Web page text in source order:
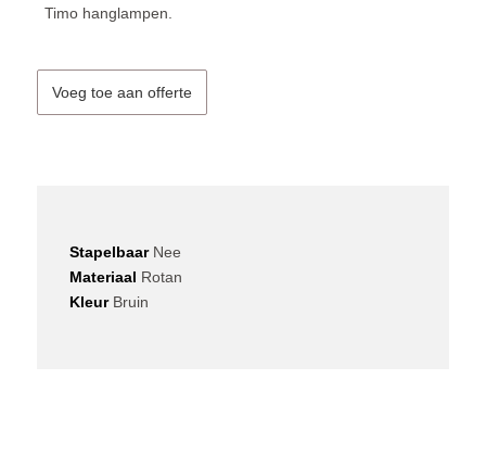
Timo hanglampen.
Voeg toe aan offerte
StapelbaarNee
Materiaal Rotan
KleurBruin